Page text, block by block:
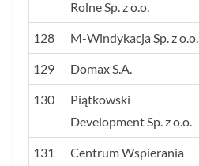
Rolne Sp. z o.o.
128 M-Windykacja Sp. z o.o.
129 Domax S.A.
130
Piątkowski
Development Sp. z o.o.
131
Centrum Wspierania